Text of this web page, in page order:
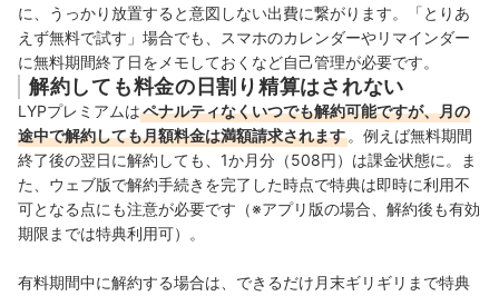
に、うっかり放置すると意図しない出費に繋がります。「とりあ
えず無料で試す」場合でも、スマホのカレンダーやリマインダー
に無料期間終了日をメモしておくなど自己管理が必要です。
解約しても料金の日割り精算はされない
LYPプレミアムはペナルティなくいつでも解約可能ですが、月の
途中で解約しても月額料金は満額請求されます。例えば無料期間
終了後の翌日に解約しても、1か月分（508円）は課金状態に。ま
た、ウェブ版で解約手続きを完了した時点で特典は即時に利用不
可となる点にも注意が必要です（※アプリ版の場合、解約後も有効
期限までは特典利用可）。
有料期間中に解約する場合は、できるだけ月末ギリギリまで特典